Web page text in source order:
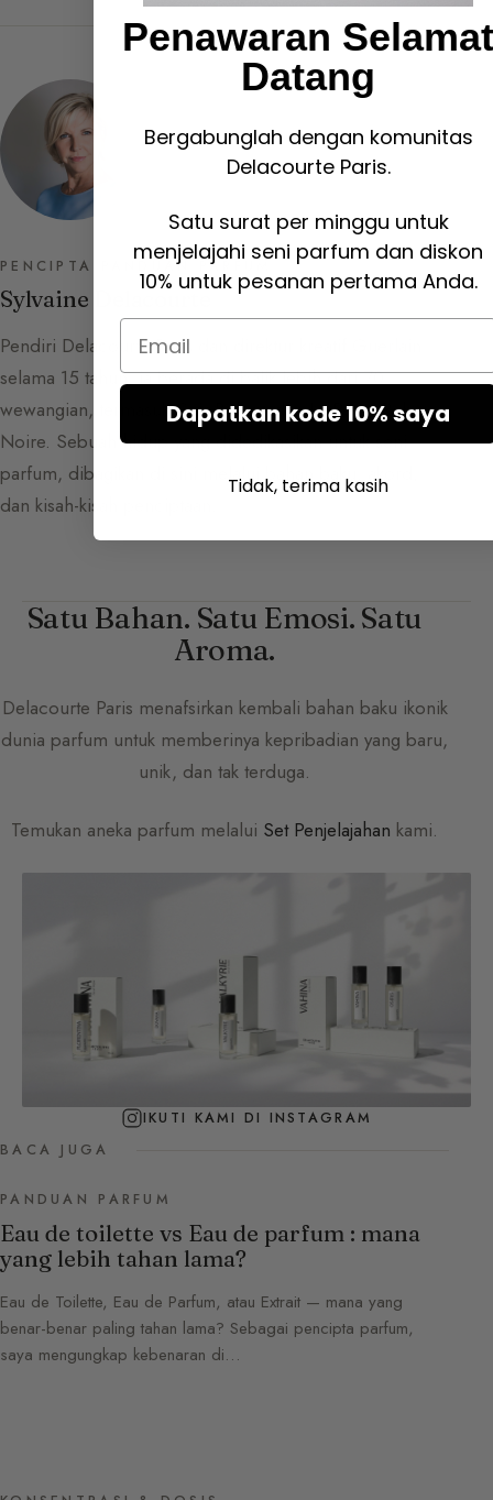
PENCIPTA PANDUAN PARFUM
Sylvaine Delacourte
Pendiri Delacourte Paris dan direktur kreatif Guerlain
selama 15 tahun, ia berada di balik lebih dari 70
wewangian, termasuk Cuir Beluga dan La Petite Robe
Noire. Sebuah hidup yang didedikasikan untuk seni
parfum, dibagikan di sini melalui bahan baku, akord,
dan kisah-kisah penciptaan.
Satu Bahan. Satu Emosi. Satu
Aroma.
Delacourte Paris menafsirkan kembali bahan baku ikonik
dunia parfum untuk memberinya kepribadian yang baru,
unik, dan tak terduga.
Temukan aneka parfum melalui Set Penjelajahan kami.
IKUTI KAMI DI INSTAGRAM
BACA JUGA
PANDUAN PARFUM
Eau de toilette vs Eau de parfum : mana
yang lebih tahan lama?
Eau de Toilette, Eau de Parfum, atau Extrait — mana yang
benar-benar paling tahan lama? Sebagai pencipta parfum,
saya mengungkap kebenaran di…
Penawaran Selamat
Datang
Bergabunglah dengan komunitas
Delacourte Paris.
Satu surat per minggu untuk
menjelajahi seni parfum dan diskon
10% untuk pesanan pertama Anda.
Email
Dapatkan kode 10% saya
Tidak, terima kasih